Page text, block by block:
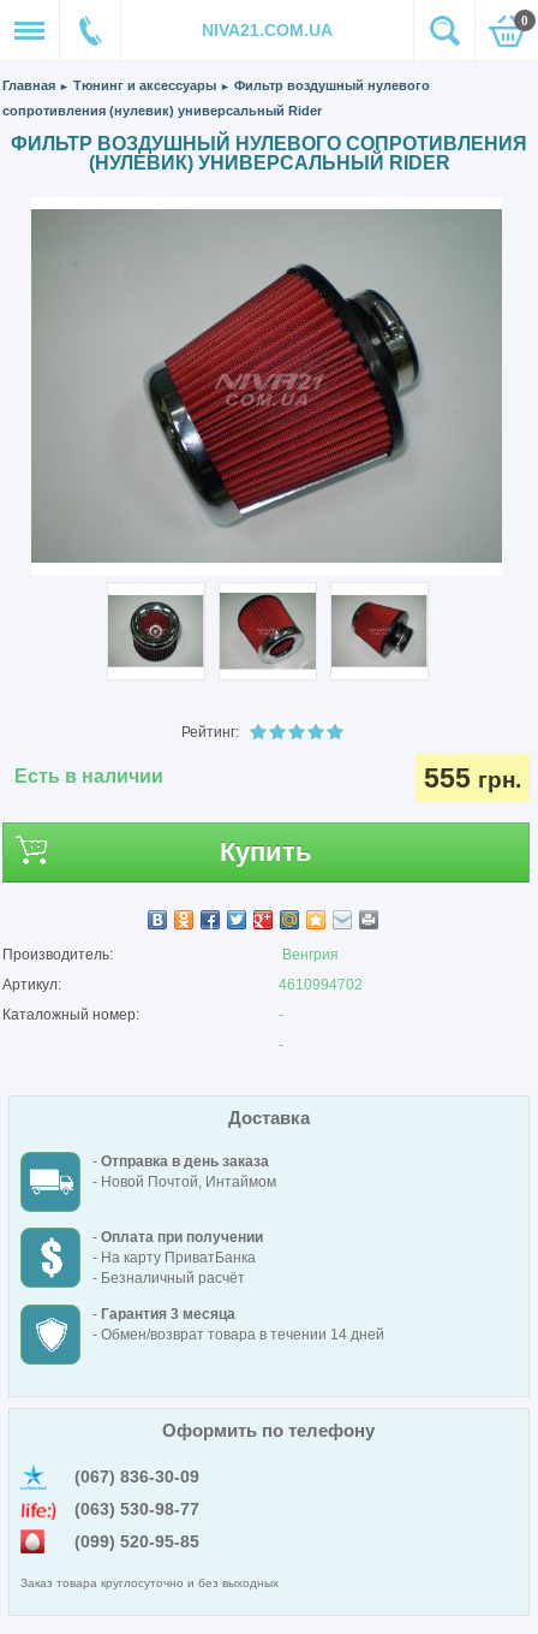
NIVA21.COM.UA 0
Главная ► Тюнинг и аксессуары ► Фильтр воздушный нулевого
сопротивления (нулевик) универсальный Rider
ФИЛЬТР ВОЗДУШНЫЙ НУЛЕВОГО СОПРОТИВЛЕНИЯ
(НУЛЕВИК) УНИВЕРСАЛЬНЫЙ RIDER
Рейтинг:
Есть в наличии 555 грн.
Купить
Производитель:
Венгрия
Артикул:
4610994702
Каталожный номер:
-
-
Доставка
- Отправка в день заказа
- Новой Почтой, Интаймом
- Оплата при получении
- На карту ПриватБанка
- Безналичный расчёт
- Гарантия 3 месяца
- Обмен/возврат товара в течении 14 дней
Оформить по телефону
(067) 836-30-09
(063) 530-98-77
(099) 520-95-85
Заказ товара круглосуточно и без выходных